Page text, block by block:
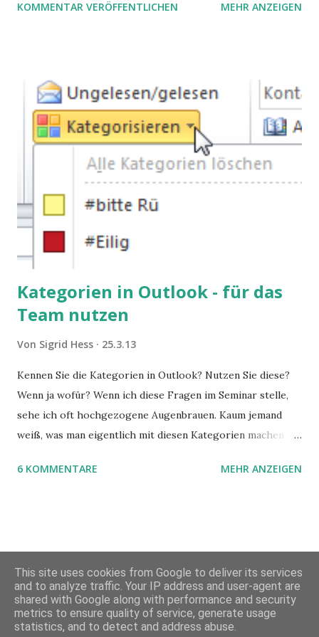
processes.
KOMMENTAR VERÖFFENTLICHEN MEHR ANZEIGEN
Kategorien in Outlook - für das
Team nutzen
Von Sigrid Hess 25.3.13
Kennen Sie die Kategorien in Outlook? Nutzen Sie diese?
Wenn ja wofür? Wenn ich diese Fragen im Seminar stelle,
sehe ich oft hochgezogene Augenbrauen. Kaum jemand
weiß, was man eigentlich mit diesen Kategorien machen
sie Ihnen vor.
6 KOMMENTARE MEHR ANZEIGEN
Powered by Blogger
This site uses cookies from Google to deliver its services
and to analyze traffic. Your IP address and user-agent are
shared with Google along with performance and security
metrics to ensure quality of service, generate usage
statistics, and to detect and address abuse.